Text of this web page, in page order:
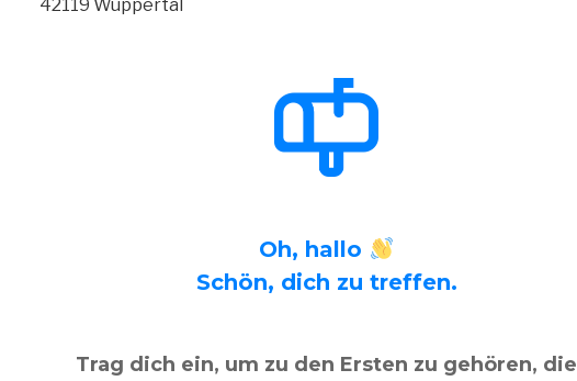
42119 Wuppertal
Oh, hallo
Schön, dich zu treffen.
Trag dich ein, um zu den Ersten zu gehören, die